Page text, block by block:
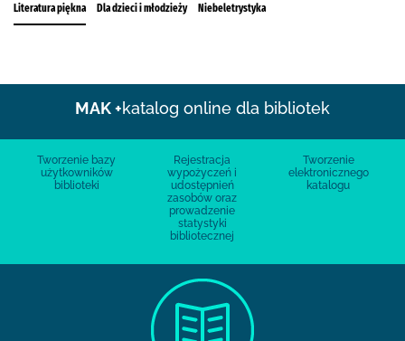
Literatura piękna Dla dzieci i młodzieży Niebeletrystyka
MAK +katalog online dla bibliotek
Tworzenie bazy
użytkowników
biblioteki
Rejestracja
wypożyczeń i
udostępnień
zasobów oraz
prowadzenie
statystyki
bibliotecznej
Tworzenie
elektronicznego
katalogu